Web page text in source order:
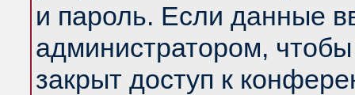
и пароль. Если данные
администратором,
закрыт доступ к